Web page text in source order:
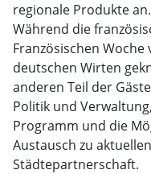
regionale Produkte an.
Während die
Französischen
deutschen Wirten
anderen Teil der
Politik und
Programm und die
Austausch zu
Städtepartnerschaft.